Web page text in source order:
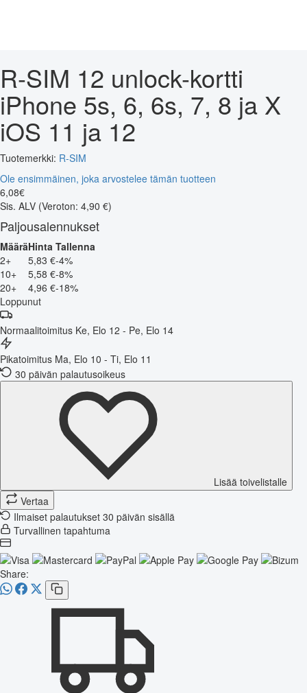
R-SIM 12 unlock-kortti
iPhone 5s, 6, 6s, 7, 8 ja X
iOS 11 ja 12
Tuotemerkki: R-SIM
Ole ensimmäinen, joka arvostelee tämän tuotteen
6,08€
Sis. ALV (Veroton: 4,90 €)
Paljousalennukset
MääräHinta Tallenna
2+
5,83 €-4%
10+
5,58 €-8%
20+
4,96 €-18%
Loppunut
Normaalitoimitus Ke, Elo 12 - Pe, Elo 14
Pikatoimitus Ma, Elo 10 - Ti, Elo 11
30 päivän palautusoikeus
Lisää toivelistalle
Vertaa
Ilmaiset palautukset 30 päivän sisällä
Turvallinen tapahtuma
Share: